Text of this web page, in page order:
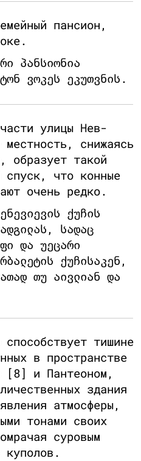
пансион,
პანსიონია
ვოკეს ეკუთვნის.
улицы Нев-
снижаясь
образует такой
спуск, что конные
очень редко.
ქუჩის
სადაც
და უეცარი
ქუჩისაკენ,
თუ აივლიან და
тишине
в пространстве
[8] и Пантеоном,
здания
атмосферы,
тонами своих
суровым
куполов.